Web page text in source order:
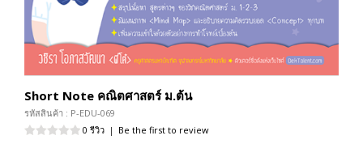
Short Note คณิตศาสตร์ ม.ต้น
รหัสสินค้า : P-EDU-069
0 รีวิว | Be the first to review